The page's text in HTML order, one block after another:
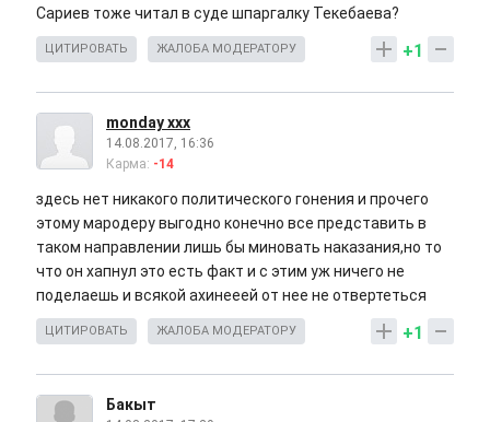
Сариев тоже читал в суде шпаргалку Текебаева?
+1
ЦИТИРОВАТЬ ЖАЛОБА МОДЕРАТОРУ
monday xxx
14.08.2017, 16:36
Карма: -14
здесь нет никакого политического гонения и прочего
этому мародеру выгодно конечно все представить в
таком направлении лишь бы миновать наказания,но то
что он хапнул это есть факт и с этим уж ничего не
поделаешь и всякой ахинееей от нее не отвертеться
+1
ЦИТИРОВАТЬ ЖАЛОБА МОДЕРАТОРУ
Бакыт